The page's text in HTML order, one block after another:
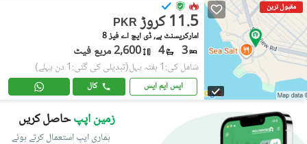
مقبول ترین
PKR 11.5 کروڑ
امارکریسنٹ بے, ڈی ایچ اے فیز 8
3
4 2,600 مربع فیٹ
شامل کی:1 ہفتہ پہل (تبدیلی کی گئی:1 دن پہلے)
ایس ایم ایس کال
زمین اپپحاصل کریں
ہماری ایپ استعمال کرتے ہوئے